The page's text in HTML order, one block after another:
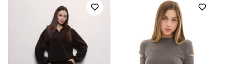
для повсякденного носіння
повсякденний